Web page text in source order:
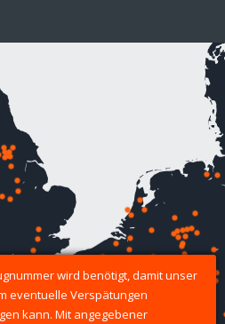
wird benötigt, damit unser
eventuelle Verspätungen
kann. Mit angegebener